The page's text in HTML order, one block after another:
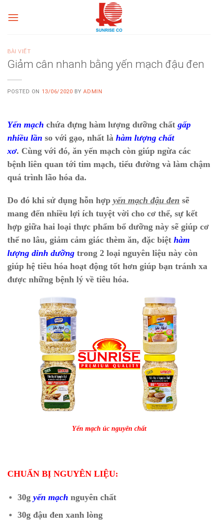
BÀI VIẾT
Giảm cân nhanh bằng yến mạch đậu đen
POSTED ON 13/06/2020 BYADMIN
Yến mạch chứa đựng hàm lượng dưỡng chất gấp
nhiều lần so với gạo, nhất là hàm lượng chất
xơ. Cùng với đó, ăn yến mạch còn giúp ngừa các
bệnh liên quan tới tim mạch, tiểu đường và làm chậm
quá trình lão hóa da.
Do đó khi sử dụng hỗn hợp yến mạch đậu đen sẽ
mang đến nhiều lợi ích tuyệt vời cho cơ thể, sự kết
hợp giữa hai loại thực phẩm bổ dưỡng này sẽ giúp cơ
thể no lâu, giảm cảm giác thèm ăn, đặc biệt hàm
lượng dinh dưỡng trong 2 loại nguyên liệu này còn
giúp hệ tiêu hóa hoạt động tốt hơn giúp bạn tránh xa
được những bệnh lý về tiêu hóa.
Yến mạch úc nguyên chất
CHUẨN BỊ NGUYÊN LIỆU:
30g yến mạch nguyên chất
30g đậu đen xanh lòng